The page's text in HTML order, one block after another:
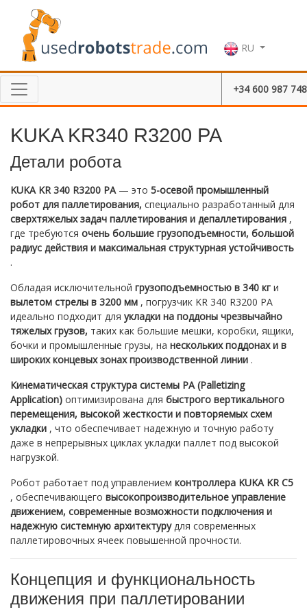
RU
+34 600 987 748
KUKA KR340 R3200 PA
Детали робота
KUKA KR 340 R3200 PA— это 5-осевой промышленный
робот для паллетирования, специально разработанный для
сверхтяжелых задач паллетирования и депаллетирования ,
где требуются очень большие грузоподъемности, большой
радиус действия и максимальная структурная устойчивость
.
Обладая исключительной грузоподъемностью в 340 кг и
вылетом стрелы в 3200 мм , погрузчик KR 340 R3200 PA
идеально подходит для укладки на поддоны чрезвычайно
тяжелых грузов, таких как большие мешки, коробки, ящики,
бочки и промышленные грузы, на нескольких поддонах и в
широких концевых зонах производственной линии .
Кинематическая структура системы PA (Palletizing
Application) оптимизирована для быстрого вертикального
перемещения, высокой жесткости и повторяемых схем
укладки , что обеспечивает надежную и точную работу
даже в непрерывных циклах укладки паллет под высокой
нагрузкой.
Робот работает под управлением контроллера KUKA KR C5
, обеспечивающего высокопроизводительное управление
движением, современные возможности подключения и
надежную системную архитектурудля современных
паллетировочных ячеек повышенной прочности.
Концепция и функциональность
движения при паллетировании